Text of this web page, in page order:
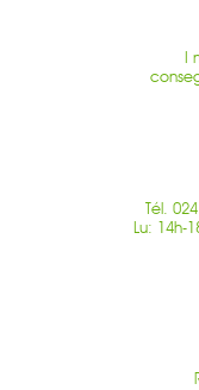
I
Tél.
Lu: 14h-